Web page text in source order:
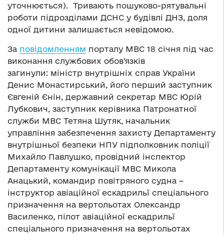
уточнюється). Тривають пошуково-рятувальні
роботи підрозділами ДСНС у будівлі ДНЗ, доля
одної дитини залишається невідомою.
За повідомленням порталу МВС 18 січня під час
виконання службових обов’язків
загинули: міністр внутрішніх справ України
Денис Монастирський, його перший заступник
Євгеній Єнін, державний секретар МВС Юрій
Лубкович, заступник керівника Патронатної
служби МВС Тетяна Шутяк, начальник
управління забезпечення захисту Департаменту
внутрішньої безпеки НПУ підполковник поліції
Михайло Павлушко, провідний інспектор
Департаменту комунікації МВС Микола
Анацький, командир повітряного судна –
інструктор авіаційної ескадрильї спеціального
призначення на вертольотах Олександр
Василенко, пілот авіаційної ескадрильї
спеціального призначення на вертольотах